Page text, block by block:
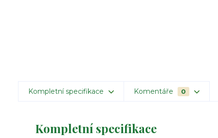
Kompletní specifikace Komentáře 0
Kompletní specifikace